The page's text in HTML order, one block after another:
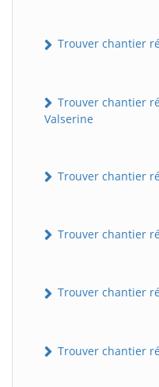
Trouver chantier
Trouver chantier
Valserine
Trouver chantier
Trouver chantier
Trouver chantier
Trouver chantier